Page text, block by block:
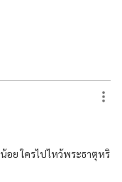
อย ใครไปไหว้พระธาตุหริ